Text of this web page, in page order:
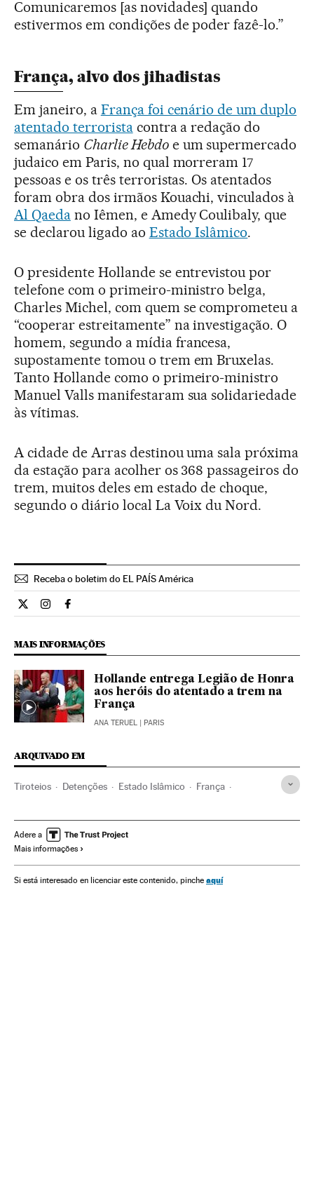
Comunicaremos [as novidades] quando
estivermos em condições de poder fazê-lo.”
França, alvo dos jihadistas
Em janeiro, a França foi cenário de um duplo
atentado terroristacontra a redação do
semanário Charlie Hebdoe um supermercado
judaico em Paris, no qual morreram 17
pessoas e os três terroristas. Os atentados
foram obra dos irmãos Kouachi, vinculados à
Al Qaedano Iêmen, e Amedy Coulibaly, que
se declarou ligado ao Estado Islâmico.
O presidente Hollande se entrevistou por
telefone com o primeiro-ministro belga,
Charles Michel, com quem se comprometeu a
“cooperar estreitamente” na investigação. O
homem, segundo a mídia francesa,
supostamente tomou o trem em Bruxelas.
Tanto Hollande como o primeiro-ministro
Manuel Valls manifestaram sua solidariedade
às vítimas.
A cidade de Arras destinou uma sala próxima
da estação para acolher os 368 passageiros do
trem, muitos deles em estado de choque,
segundo o diário local La Voix du Nord.
Receba o boletim do EL PAÍS América
Internacional El País Brasil en Twitter
Internacional El País Brasil en Instagram
Internacional El País Brasil en Facebook
MAIS INFORMAÇÕES
Hollande entrega Legião de Honra
aos heróis do atentado a trem na
França
ANA TERUEL | PARIS
ARQUIVADO EM
Tiroteios Detenções Estado Islâmico França
Jihadismo Europa Ocidental
Acontecimentos
Terrorismo Religião Conflitos Justiça
Adere a
Mais informações
Si está interesado en licenciar este contenido, pinche aquí